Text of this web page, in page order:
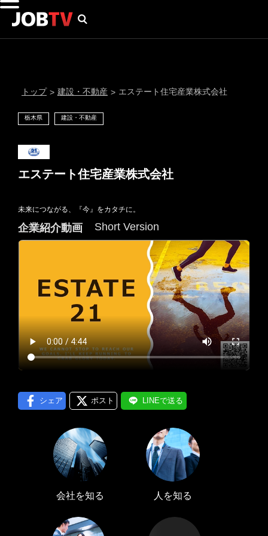
通知設定
LINE通知
トップ > 建設・不動産 > エステート住宅産業株式会社
栃木県 建設・不動産
エステート住宅産業株式会社
未来につながる、『今』をカタチに。
企業紹介動画 Short Version
シェア ポスト LINEで送る
会社を知る 人を知る
にはプロフィール画像のアップロードが必要です
プロフィール編集する ＞
会員登録する ＞
ログインする ＞